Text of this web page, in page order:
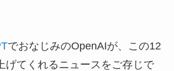
でおなじみのOpenAIが、この12
げてくれるニュースをご存じで